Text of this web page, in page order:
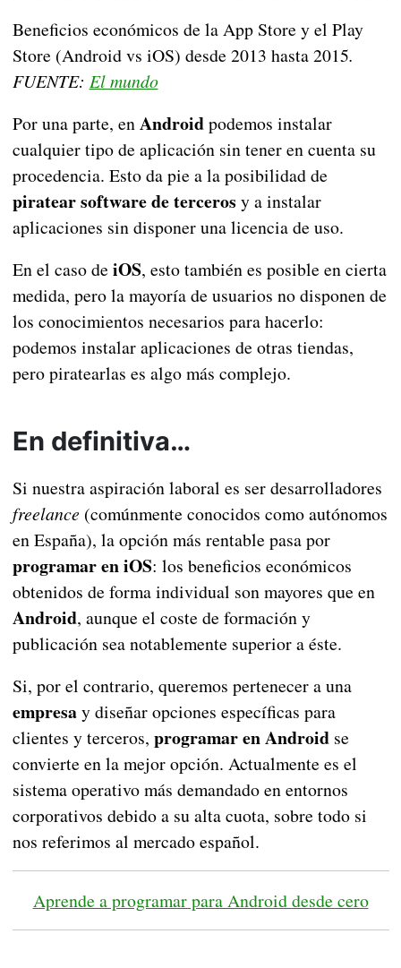
Beneficios económicos de la App Store y el Play
Store (Android vs iOS) desde 2013 hasta 2015.
FUENTE: El mundo
Por una parte, enAndroidpodemos instalar
cualquier tipo de aplicación sin tener en cuenta su
procedencia. Esto da pie a la posibilidad de
piratear software de terceros y a instalar
aplicaciones sin disponer una licencia de uso.
En el caso de iOS, esto también es posible en cierta
medida, pero la mayoría de usuarios no disponen de
los conocimientos necesarios para hacerlo:
podemos instalar aplicaciones de otras tiendas,
pero piratearlas es algo más complejo.
En definitiva…
Si nuestra aspiración laboral es ser desarrolladores
freelance (comúnmente conocidos como autónomos
en España), la opción más rentable pasa por
programar en iOS: los beneficios económicos
obtenidos de forma individual son mayores que en
Android, aunque el coste de formación y
publicación sea notablemente superior a éste.
Si, por el contrario, queremos pertenecer a una
empresay diseñar opciones específicas para
clientes y terceros, programar en Androidse
convierte en la mejor opción. Actualmente es el
sistema operativo más demandado en entornos
corporativos debido a su alta cuota, sobre todo si
nos referimos al mercado español.
Aprende a programar para Android desde cero